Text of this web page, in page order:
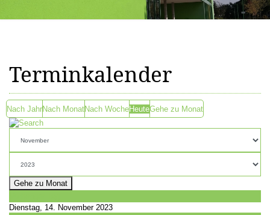
Terminkalender
Nach JahrNach MonatNach WocheHeuteGehe zu Monat
Gehe zu Monat
Dienstag, 14. November 2023